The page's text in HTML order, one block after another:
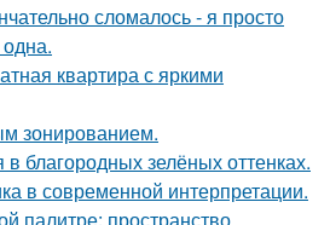
сломалось - я просто
квартира с яркими
зонированием.
благородных зелёных оттенках.
в современной интерпретации.
палитре: пространство